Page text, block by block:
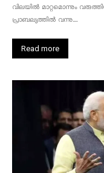
വിലയിൽ മാറ്റമൊന്നും
പ്രാബല്യത്തിൽ വന്നു....
Read more